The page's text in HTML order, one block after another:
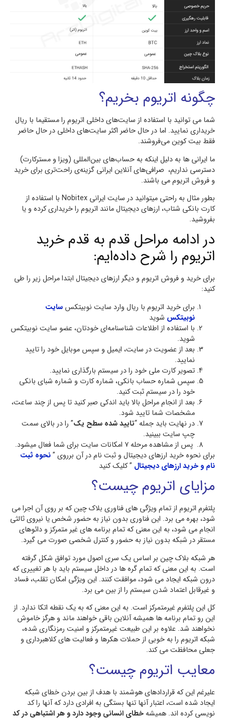
چگونه اتریوم بخریم؟
شما می توانید با استفاده از سایت‌های داخلی اتریوم را مستقیما با ریال
خریداری نمایید. اما در حال حاضر اکثر سایت‌های داخلی در حال حاضر
فقط بیت کوین می‌فروشند.
ما ایرانی ها به دلیل اینکه به حساب‌های بین‌المللی (ویزا و مسترکارت)
دسترسی نداریم، صرافی‌های آنلاین ایرانی گزینه‌ی راحت‌تری برای خرید
و فروش اتریوم می باشند.
بطور مثال به راحتی میتوانید در سایت ایرانی Nobitex با استفاده از
کارت بانکی شتاب، ارزهای دیجیتال مانند اتریوم را خریداری کرده و یا
بفروشید.
در ادامه مراحل قدم به قدم خرید
اتریوم را شرح داده‌ایم:
برای خرید و فروش اتریوم و دیگر ارزهای دیجیتال ابتدا مراحل زیر را طی
کنید:
برای خرید اتریوم با ریال وارد سایت نوبیتکسسایت
نوبیتکسشوید
با استفاده از اطلاعات شناسنامه‌ای خودتان، عضو سایت نوبیتکس
شوید.
بعد از عضویت در سایت، ایمیل و سپس موبایل خود را تایید
نمایید.
تصویر کارت ملی خود را در سیستم بارگذاری نمایید.
سپس شماره حساب بانکی، شماره کارت و شماره شبای بانکی
خود را در سیستم ثبت کنید.
بعد از انجام مراحل بالا باید اندکی صبر کنید تا پس از چند ساعت،
مشخصات شما تایید شود.
در نهایت باید جمله “تایید شده سطح یک” را در بالای سمت
چپ سایت ببینید.
پس از مشاهده مرحله ۷ امکانات سایت برای شما فعال میشود.
برای نحوه خرید ارزهای دیجیتال و ثبت نام در آن برروی ”نحوه ثبت
نام و خرید ارزهای دیجیتال” کلیک کنید
مزایای اتریوم چیست؟
پلتفرم اتریوم از تمام ویژگی های فناوری بلاک چین که بر روی آن اجرا می
شود، بهره می برد. این فناوری بدون نیاز به حضور شخص یا نیروی ثالثی
انجام می شود، به این معنی که تمام برنامه های غیر متمرکز و دائوهای
مستقر در شبکه بدون نیاز به حضور و کنترل شخصی صورت می گیرد.
هر شبکه بلاک چین بر اساس یک سری اصول مورد توافق شکل گرفته
است. به این معنی که تمام گره ها در داخل سیستم باید با هر تغییری که
درون شبکه ایجاد می شود، موافقت کنند. این ویژگی امکان تقلب، فساد
و غیرقابل اعتماد شدن سیستم را از بین می برد.
کل این پلتفرم غیرمتمرکز است. به این معنی که به یک نقطه اتکا ندارد. از
این رو تمام برنامه ها همیشه آنلاین باقی خواهند ماند و هرگز خاموش
نخواهند شد. علاوه بر این طبیعت غیرمتمرکز و امنیت رمزنگاری شده،
شبکه اتریوم را به خوبی از حملات هکرها و فعالیت های کلاهبرداری و
جعلی محافظت می کند.
معایب اتریوم چیست؟
علیرغم این که قراردادهای هوشمند با هدف از بین بردن خطای شبکه
ایجاد شده است، اعتبار آنها تنها بستگی به افرادی دارد که آنها را کد
نویسی کرده اند. همیشهخطای انسانی وجود دارد و هر اشتباهی در کد